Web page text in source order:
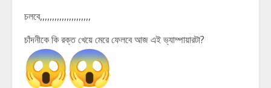
চলবে,,,,,,,,,,,,,,,,,,,,,
চাঁদনীকে কি রক্ত খেয়ে মেরে ফেলবে আজ এই ভ্যাম্পায়ারটা?